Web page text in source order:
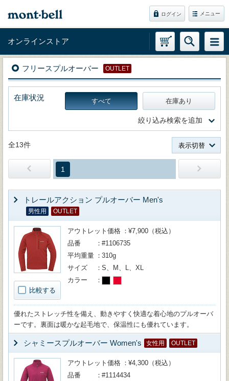
ログイン メニュー
オンラインストア
フリースプルオーバー OUTLET
在庫状況 すべて 在庫あり
絞り込み検索を追加
全13件 表示切替
1
トレールアクション プルオーバー Men's
男性用 OUTLET
比較する
アウトレット価格
¥7,900（税込）
品番
#1106735
平均重量
310g
サイズ
S、M、L、XL
カラー
優れたストレッチ性を備え、動きやすく快適な着心地のプルオーバ
ーです。裏面は暖かな起毛地で、保温性にも優れています。
シャミースプルオーバー Women's 女性用 OUTLET
アウトレット価格
¥4,300（税込）
品番
#1114434